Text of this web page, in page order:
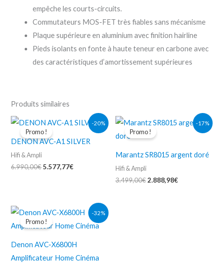
empêche les courts-circuits.
Commutateurs MOS-FET très fiables sans mécanisme
Plaque supérieure en aluminium avec finition hairline
Pieds isolants en fonte à haute teneur en carbone avec
des caractéristiques d’amortissement supérieures
Produits similaires
-20%
Promo !
DENON AVC-A1 SILVER
Hifi & Ampli
6.990,00€
Le
prix
initial
était :
5.577,77€
Le
prix
est :
-17%
Promo !
Marantz SR8015 argent doré
Hifi & Ampli
3.499,00€
Le
prix
initial
3.499,00€.
2.888,98€
prix
2.888,98€.
-32%
Promo !
Denon AVC-X6800H
Amplificateur Home Cinéma
Le
prix
initial
3.499,00€.
Le
prix
actuel
2.365,87€.